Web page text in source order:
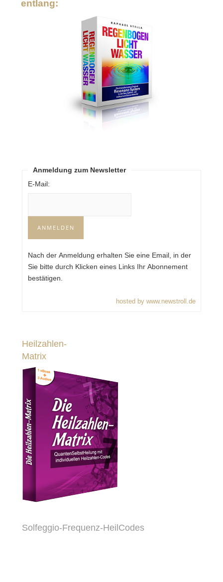
entlang:
Anmeldung zum Newsletter
E-Mail:
Nach der Anmeldung erhalten Sie eine Email, in der
Sie bitte durch Klicken eines Links Ihr Abonnement
bestätigen.
hosted by www.newstroll.de
Heilzahlen-
Matrix
Solfeggio-Frequenz-HeilCodes